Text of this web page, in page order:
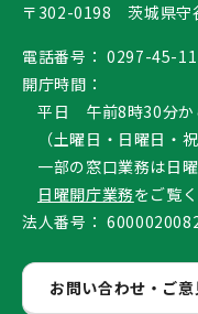
〒302-0198 茨城県守
電話番号： 0297-45-
開庁時間：
平日 午前8時30分か
（土曜日・日曜日・
一部の窓口業務は日
日曜開庁業務をご覧
法人番号：
お問い合わせ・ご意